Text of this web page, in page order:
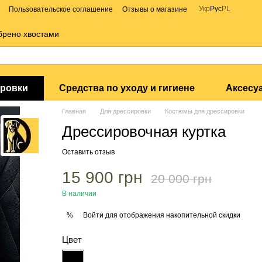
Пользовательское соглашение Отзывы о магазине Укр РусPL
хвостами
Средства по уходу и гигиене
Главная Для дрессировки Костюмы для дрессировки
Дрессировочная куртка
Оставить отзыв
15 900 грн 20 000 грн
В наличии
% Войти для отображения накопительной скидки
Цвет